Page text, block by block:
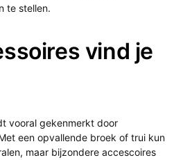
te stellen.
vind je
vooral gekenmerkt door
een opvallende broek of trui kun
maar bijzondere accescoires